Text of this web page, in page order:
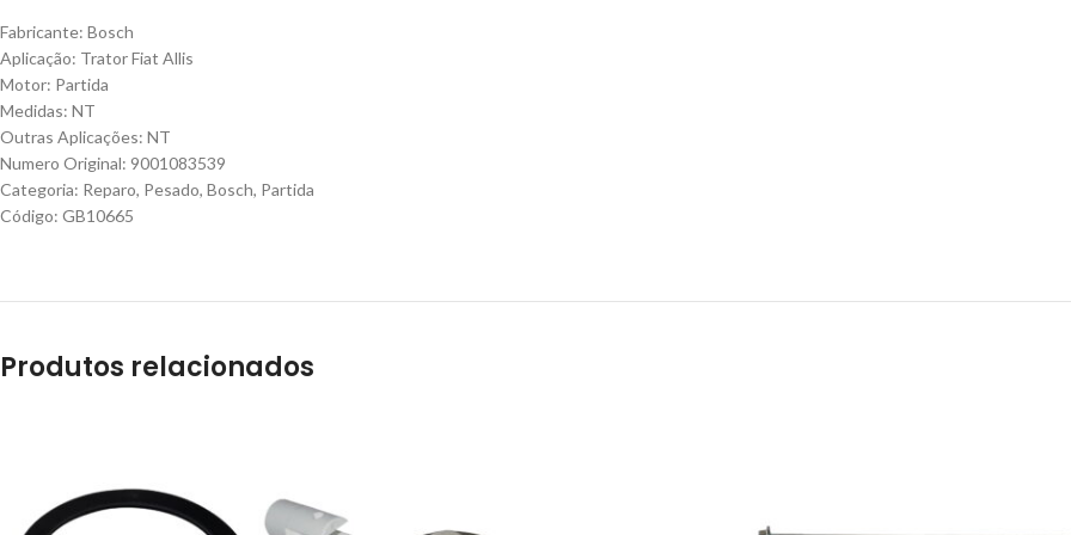
Fabricante: Bosch
Aplicação: Trator Fiat Allis
Motor: Partida
Medidas: NT
Outras Aplicações: NT
Numero Original: 9001083539
Categoria: Reparo, Pesado, Bosch, Partida
Código: GB10665
Produtos relacionados